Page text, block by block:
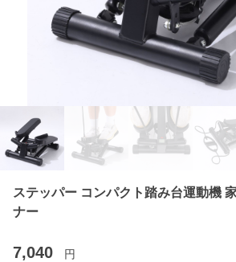
ステッパー コンパクト踏み台運動機
ナー
7,040 円